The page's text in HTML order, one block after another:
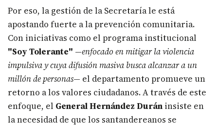
Por eso, la gestión de la Secretaría le está
apostando fuerte a la prevención comunitaria.
Con iniciativas como el programa institucional
"Soy Tolerante" —enfocado en mitigar la violencia
impulsiva y cuya difusión masiva busca alcanzar a un
millón de personas— el departamento promueve un
retorno a los valores ciudadanos. A través de este
enfoque, el General Hernández Durán insiste en
la necesidad de que los santandereanos se